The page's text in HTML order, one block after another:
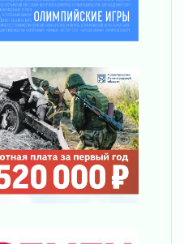
565 автобуса
в Ленинградской
лидеров по
в СМИ
области вошли в